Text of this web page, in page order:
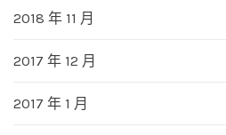
2018 年 11 月
2017 年 12 月
2017 年 1 月